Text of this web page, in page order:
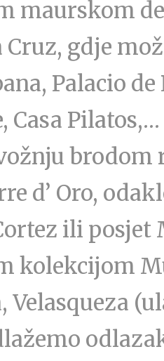
maurskom
gdje
Palacio
Casa
d’ Oro,
ili posjet
kolekcijom
Velasqueza